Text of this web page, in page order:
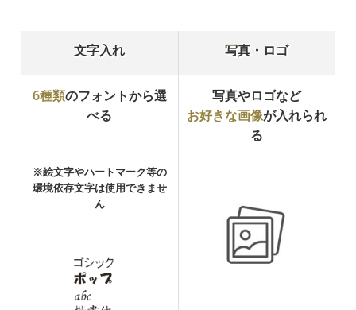
文字入れ
6種類のフォントから選
べる
※絵文字やハートマーク等の
環境依存文字は使用できませ
ん
写真・ロゴ
写真やロゴなど
お好きな画像が入れられ
る